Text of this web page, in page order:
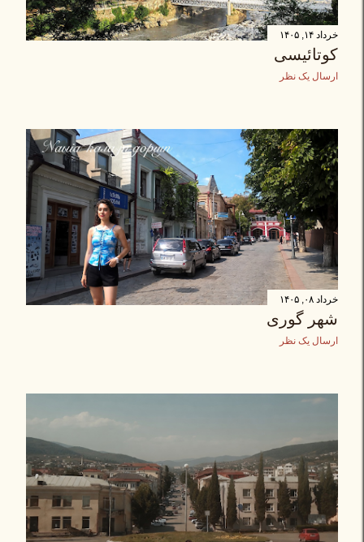
خرداد ۱۴, ۱۴۰۵
کوتائیسی
ارسال یک نظر
خرداد ۰۸, ۱۴۰۵
شهر گوری
ارسال یک نظر